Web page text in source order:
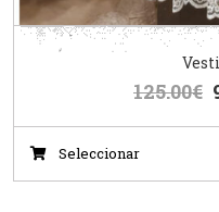
125.00€
Seleccionar